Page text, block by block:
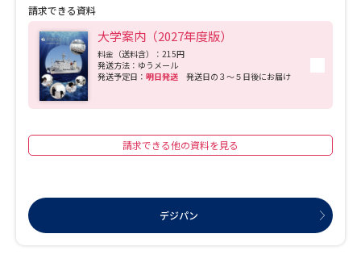
学問のミニ講義「夢ナビ講義」 学問分野解説
学問の教科書 夢ナビライブ
ユーザーサポート
Ｑ＆Ａ よくあるご質問 大学進学IDについて
お支払いについて
受付内容・発送状況の確認
請求できる資料
大学案内（2027年度版）
料金（送料含）：215円
発送方法：ゆうメール
発送予定日： 明日発送 発送日の３～５日後にお届け
請求できる他の資料を見る
デジパン